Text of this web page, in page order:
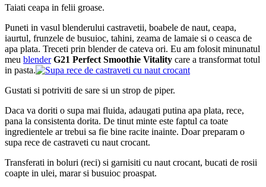
Taiati ceapa in felii groase.
Puneti in vasul blenderului castravetii, boabele de naut, ceapa,
iaurtul, frunzele de busuioc, tahini, zeama de lamaie si o ceasca de
apa plata. Treceti prin blender de cateva ori. Eu am folosit minunatul
meu blender G21 Perfect Smoothie Vitality care a transformat totul
in pasta.
Gustati si potriviti de sare si un strop de piper.
Daca va doriti o supa mai fluida, adaugati putina apa plata, rece,
pana la consistenta dorita. De tinut minte este faptul ca toate
ingredientele ar trebui sa fie bine racite inainte. Doar preparam o
supa rece de castraveti cu naut crocant.
Transferati in boluri (reci) si garnisiti cu naut crocant, bucati de rosii
coapte in ulei, marar si busuioc proaspat.